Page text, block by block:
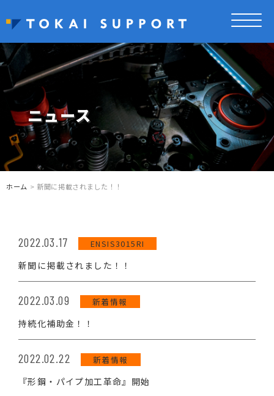
ニュース
ホーム > 新聞に掲載されました！！
2022.03.17 ENSIS3015RI
新聞に掲載されました！！
2022.03.09 新着情報
持続化補助金！！
2022.02.22 新着情報
『形鋼・パイプ加工革命』開始